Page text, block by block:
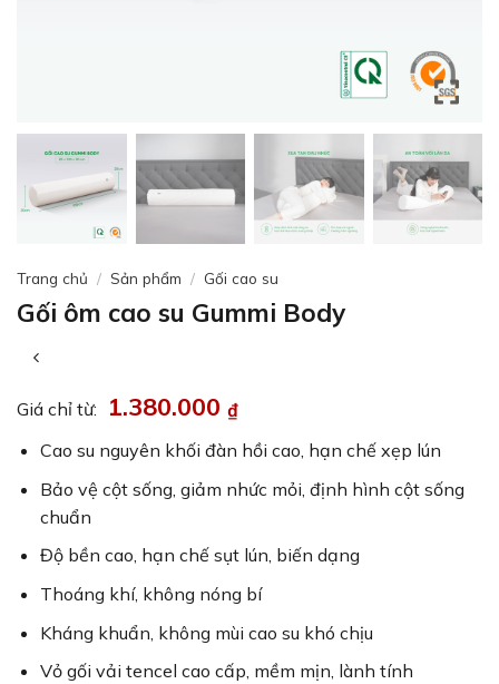
Trang chủ / Sản phẩm / Gối cao su
Gối ôm cao su Gummi Body
Giá chỉ từ: 1.380.000 ₫
Cao su nguyên khối đàn hồi cao, hạn chế xẹp lún
Bảo vệ cột sống, giảm nhức mỏi, định hình cột sống
chuẩn
Độ bền cao, hạn chế sụt lún, biến dạng
Thoáng khí, không nóng bí
Kháng khuẩn, không mùi cao su khó chịu
Vỏ gối vải tencel cao cấp, mềm mịn, lành tính